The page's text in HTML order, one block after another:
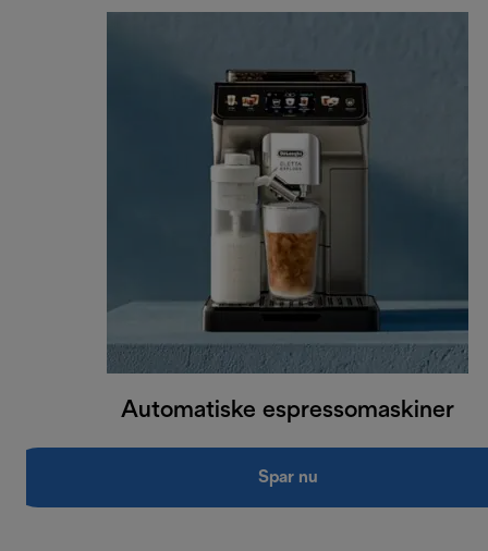
Automatiske espressomaskiner
Spar nu